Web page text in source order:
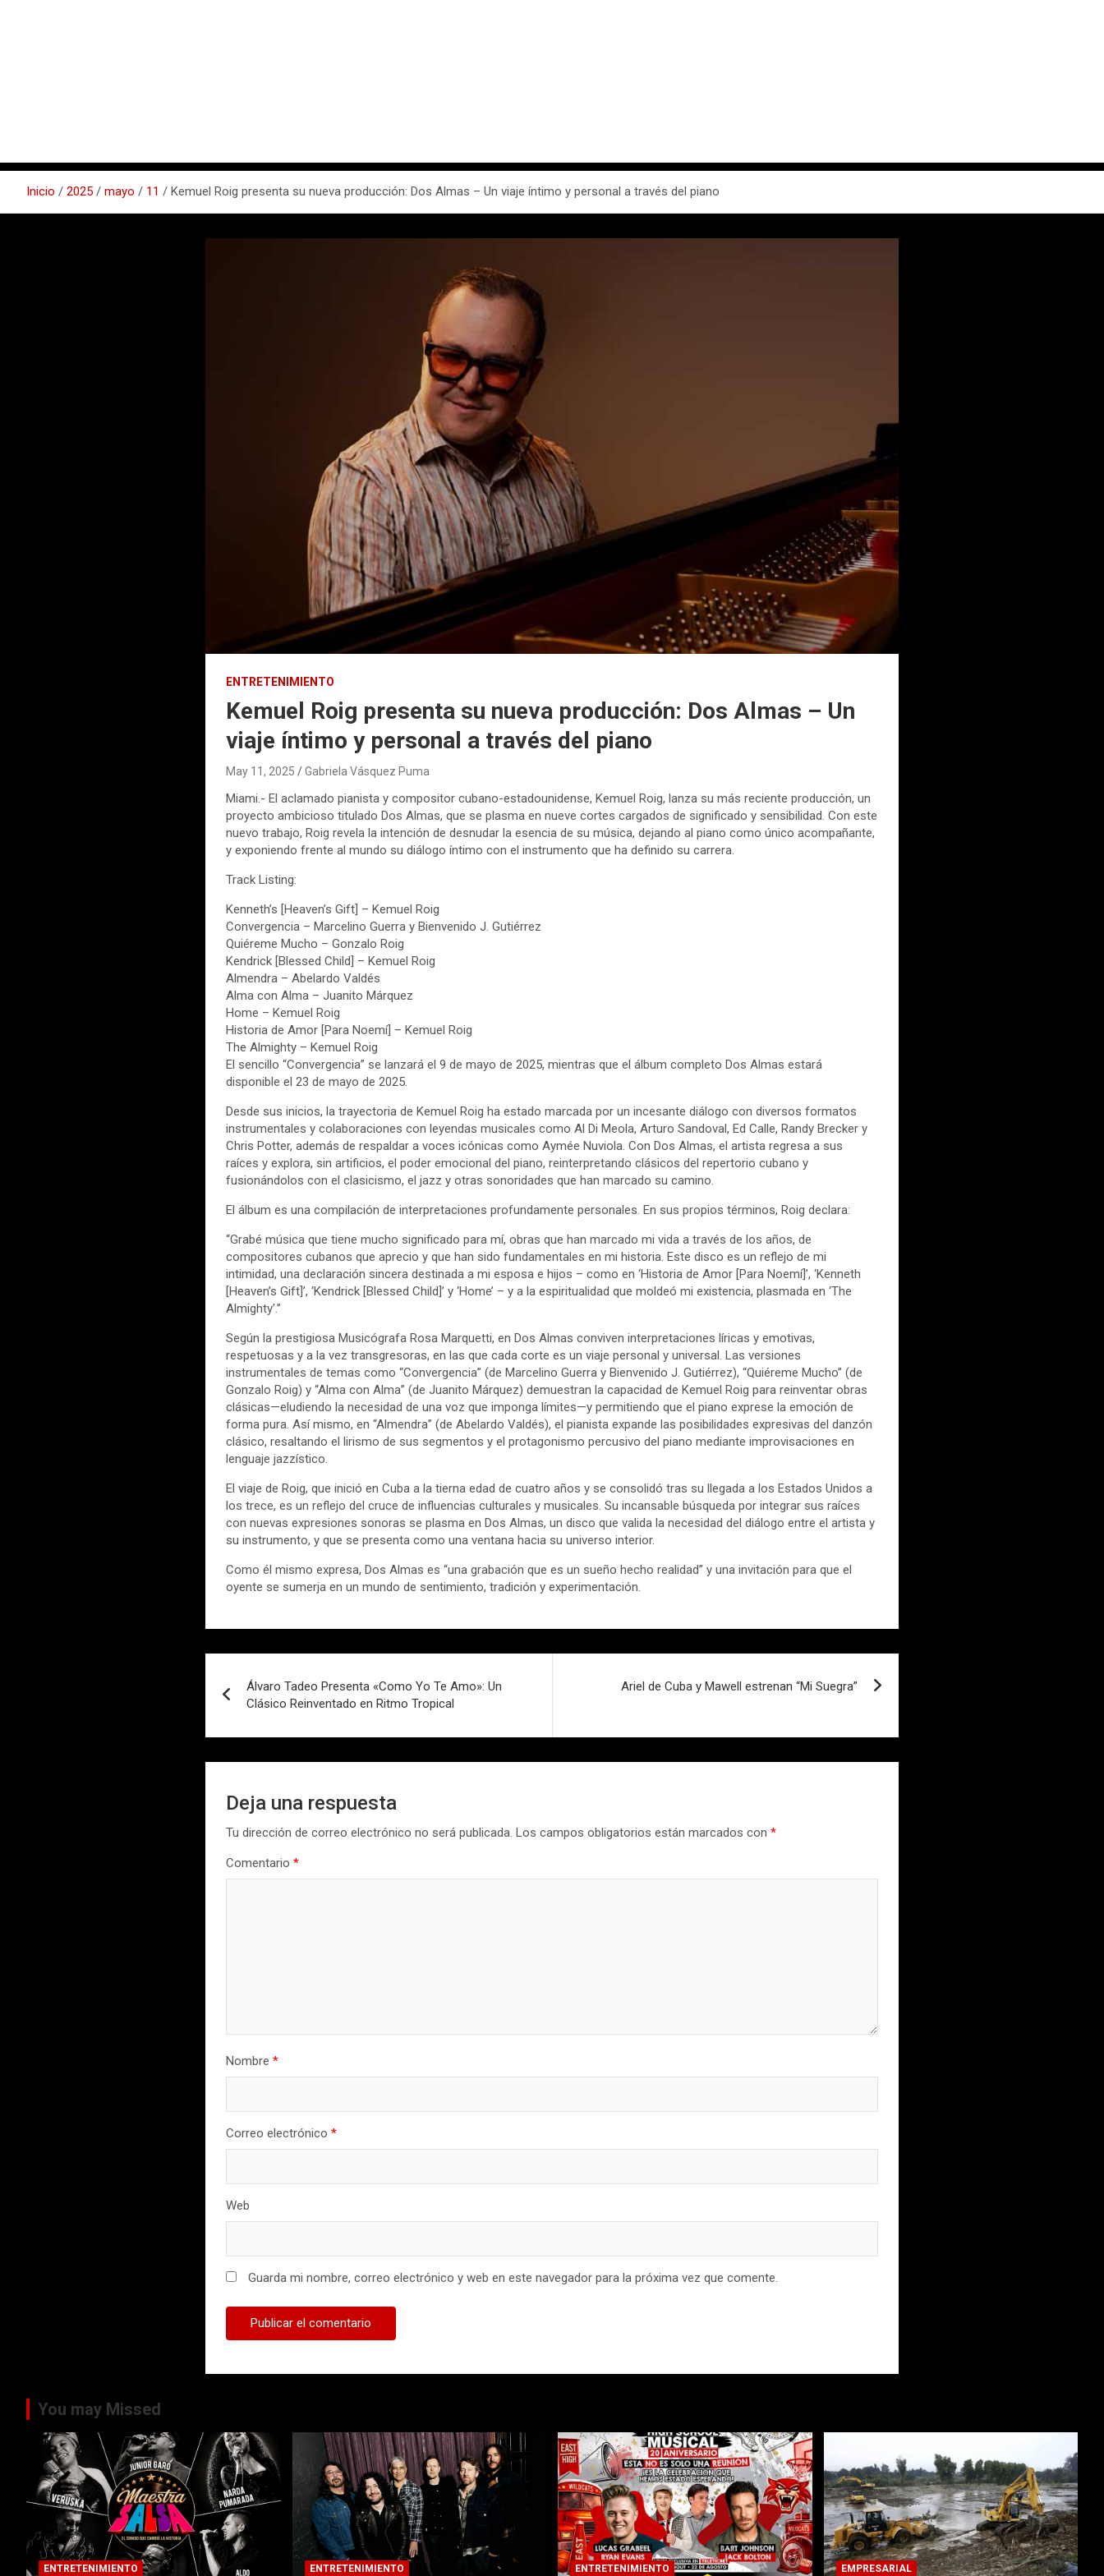
Inicio 2025 mayo 11 Kemuel Roig presenta su nueva producción: Dos Almas – Un viaje íntimo y personal a través del piano
ENTRETENIMIENTO
Kemuel Roig presenta su nueva producción: Dos Almas – Un
viaje íntimo y personal a través del piano
May 11, 2025 Gabriela Vásquez Puma
Miami.- El aclamado pianista y compositor cubano-estadounidense, Kemuel Roig, lanza su más reciente producción, un
proyecto ambicioso titulado Dos Almas, que se plasma en nueve cortes cargados de significado y sensibilidad. Con este
nuevo trabajo, Roig revela la intención de desnudar la esencia de su música, dejando al piano como único acompañante,
y exponiendo frente al mundo su diálogo íntimo con el instrumento que ha definido su carrera.
Track Listing:
Kenneth’s [Heaven’s Gift] – Kemuel Roig
Convergencia – Marcelino Guerra y Bienvenido J. Gutiérrez
Quiéreme Mucho – Gonzalo Roig
Kendrick [Blessed Child] – Kemuel Roig
Almendra – Abelardo Valdés
Alma con Alma – Juanito Márquez
Home – Kemuel Roig
Historia de Amor [Para Noemí] – Kemuel Roig
The Almighty – Kemuel Roig
El sencillo “Convergencia” se lanzará el 9 de mayo de 2025, mientras que el álbum completo Dos Almas estará
disponible el 23 de mayo de 2025.
Desde sus inicios, la trayectoria de Kemuel Roig ha estado marcada por un incesante diálogo con diversos formatos
instrumentales y colaboraciones con leyendas musicales como Al Di Meola, Arturo Sandoval, Ed Calle, Randy Brecker y
Chris Potter, además de respaldar a voces icónicas como Aymée Nuviola. Con Dos Almas, el artista regresa a sus
raíces y explora, sin artificios, el poder emocional del piano, reinterpretando clásicos del repertorio cubano y
fusionándolos con el clasicismo, el jazz y otras sonoridades que han marcado su camino.
El álbum es una compilación de interpretaciones profundamente personales. En sus propios términos, Roig declara:
“Grabé música que tiene mucho significado para mí, obras que han marcado mi vida a través de los años, de
compositores cubanos que aprecio y que han sido fundamentales en mi historia. Este disco es un reflejo de mi
intimidad, una declaración sincera destinada a mi esposa e hijos – como en ‘Historia de Amor [Para Noemí]’, ‘Kenneth
[Heaven’s Gift]’, ‘Kendrick [Blessed Child]’ y ‘Home’ – y a la espiritualidad que moldeó mi existencia, plasmada en ‘The
Almighty’.”
Según la prestigiosa Musicógrafa Rosa Marquetti, en Dos Almas conviven interpretaciones líricas y emotivas,
respetuosas y a la vez transgresoras, en las que cada corte es un viaje personal y universal. Las versiones
instrumentales de temas como “Convergencia” (de Marcelino Guerra y Bienvenido J. Gutiérrez), “Quiéreme Mucho” (de
Gonzalo Roig) y “Alma con Alma” (de Juanito Márquez) demuestran la capacidad de Kemuel Roig para reinventar obras
clásicas—eludiendo la necesidad de una voz que imponga límites—y permitiendo que el piano exprese la emoción de
forma pura. Así mismo, en “Almendra” (de Abelardo Valdés), el pianista expande las posibilidades expresivas del danzón
clásico, resaltando el lirismo de sus segmentos y el protagonismo percusivo del piano mediante improvisaciones en
lenguaje jazzístico.
El viaje de Roig, que inició en Cuba a la tierna edad de cuatro años y se consolidó tras su llegada a los Estados Unidos a
los trece, es un reflejo del cruce de influencias culturales y musicales. Su incansable búsqueda por integrar sus raíces
con nuevas expresiones sonoras se plasma en Dos Almas, un disco que valida la necesidad del diálogo entre el artista y
su instrumento, y que se presenta como una ventana hacia su universo interior.
Como él mismo expresa, Dos Almas es “una grabación que es un sueño hecho realidad” y una invitación para que el
oyente se sumerja en un mundo de sentimiento, tradición y experimentación.
de
entradas
Álvaro Tadeo Presenta «Como Yo Te Amo»: Un
Clásico Reinventado en Ritmo Tropical
Ariel de Cuba y Mawell estrenan “Mi Suegra”
Deja una respuesta
Tu dirección de correo electrónico no será publicada. Los campos obligatorios están marcados con*
Comentario*
Nombre*
Correo electrónico*
Web
Guarda mi nombre, correo electrónico y web en este navegador para la próxima vez que comente.
You may Missed
ENTRETENIMIENTO ENTRETENIMIENTO ENTRETENIMIENTO EMPRESARIAL